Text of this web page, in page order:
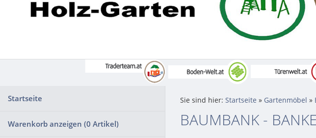
Startseite
Warenkorb anzeigen (0 Artikel)
Sie sind hier: Startseite » Gartenmöbel »
BAUMBANK - BANKE